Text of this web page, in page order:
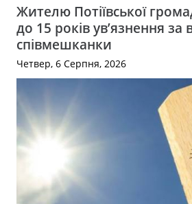
Жителю Потіївської
до 15 років ув’язнення за
співмешканки
Четвер, 6 Серпня, 2026